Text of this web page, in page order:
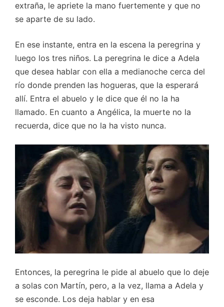
extraña, le apriete la mano fuertemente y que no
se aparte de su lado.
En ese instante, entra en la escena la peregrina y
luego los tres niños. La peregrina le dice a Adela
que desea hablar con ella a medianoche cerca del
río donde prenden las hogueras, que la esperará
allí. Entra el abuelo y le dice que él no la ha
llamado. En cuanto a Angélica, la muerte no la
recuerda, dice que no la ha visto nunca.
Entonces, la peregrina le pide al abuelo que lo deje
a solas con Martín, pero, a la vez, llama a Adela y
se esconde. Los deja hablar y en esa